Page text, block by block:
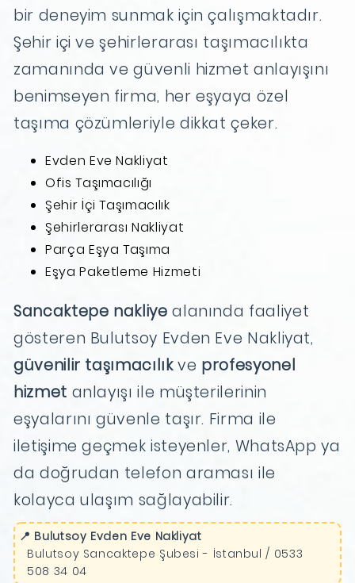
bir deneyim sunmak için çalışmaktadır.
Şehir içi ve şehirlerarası taşımacılıkta
zamanında ve güvenli hizmet anlayışını
benimseyen firma, her eşyaya özel
taşıma çözümleriyle dikkat çeker.
Evden Eve Nakliyat
Ofis Taşımacılığı
Şehir İçi Taşımacılık
Şehirlerarası Nakliyat
Parça Eşya Taşıma
Eşya Paketleme Hizmeti
Sancaktepe nakliye alanında faaliyet
gösteren Bulutsoy Evden Eve Nakliyat,
güvenilir taşımacılıkve profesyonel
hizmet anlayışı ile müşterilerinin
eşyalarını güvenle taşır. Firma ile
iletişime geçmek isteyenler, WhatsApp ya
da doğrudan telefon araması ile
kolayca ulaşım sağlayabilir.
📍 Bulutsoy Evden Eve Nakliyat
Bulutsoy Sancaktepe Şubesi - İstanbul / 0533
508 34 04